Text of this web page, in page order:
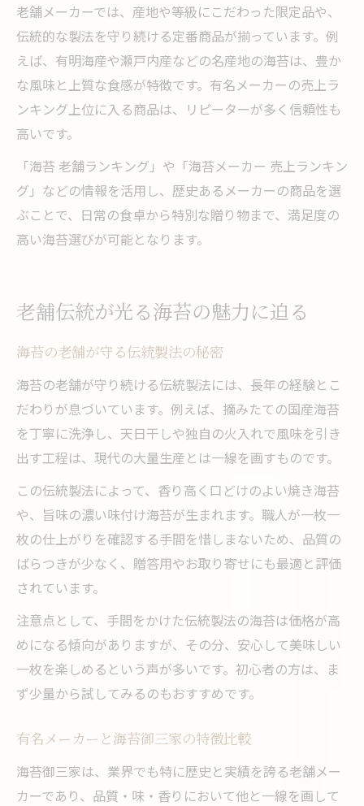
老舗メーカーでは、産地や等級にこだわった限定品や、
伝統的な製法を守り続ける定番商品が揃っています。例
えば、有明海産や瀬戸内産などの名産地の海苔は、豊か
な風味と上質な食感が特徴です。有名メーカーの売上ラ
ンキング上位に入る商品は、リピーターが多く信頼性も
高いです。
「海苔 老舗ランキング」や「海苔メーカー 売上ランキン
グ」などの情報を活用し、歴史あるメーカーの商品を選
ぶことで、日常の食卓から特別な贈り物まで、満足度の
高い海苔選びが可能となります。
老舗伝統が光る海苔の魅力に迫る
海苔の老舗が守る伝統製法の秘密
海苔の老舗が守り続ける伝統製法には、長年の経験とこ
だわりが息づいています。例えば、摘みたての国産海苔
を丁寧に洗浄し、天日干しや独自の火入れで風味を引き
出す工程は、現代の大量生産とは一線を画すものです。
この伝統製法によって、香り高く口どけのよい焼き海苔
や、旨味の濃い味付け海苔が生まれます。職人が一枚一
枚の仕上がりを確認する手間を惜しまないため、品質の
ばらつきが少なく、贈答用やお取り寄せにも最適と評価
されています。
注意点として、手間をかけた伝統製法の海苔は価格が高
めになる傾向がありますが、その分、安心して美味しい
一枚を楽しめるという声が多いです。初心者の方は、ま
ず少量から試してみるのもおすすめです。
有名メーカーと海苔御三家の特徴比較
海苔御三家は、業界でも特に歴史と実績を誇る老舗メー
カーであり、品質・味・香りにおいて他と一線を画して